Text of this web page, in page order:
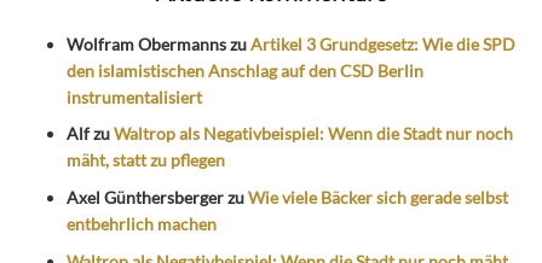
Wolfram ObermannszuArtikel 3 Grundgesetz: Wie die SPD
den islamistischen Anschlag auf den CSD Berlin
instrumentalisiert
AlfzuWaltrop als Negativbeispiel: Wenn die Stadt nur noch
mäht, statt zu pflegen
Axel GünthersbergerzuWie viele Bäcker sich gerade selbst
entbehrlich machen